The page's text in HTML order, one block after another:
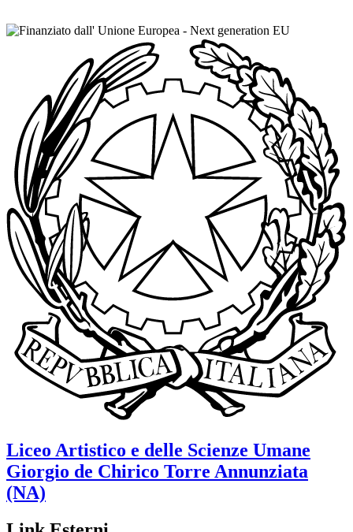
Liceo Artistico e delle Scienze Umane
Giorgio de Chirico Torre Annunziata
(NA)